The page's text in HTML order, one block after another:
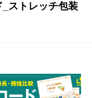
ストレッチ包装